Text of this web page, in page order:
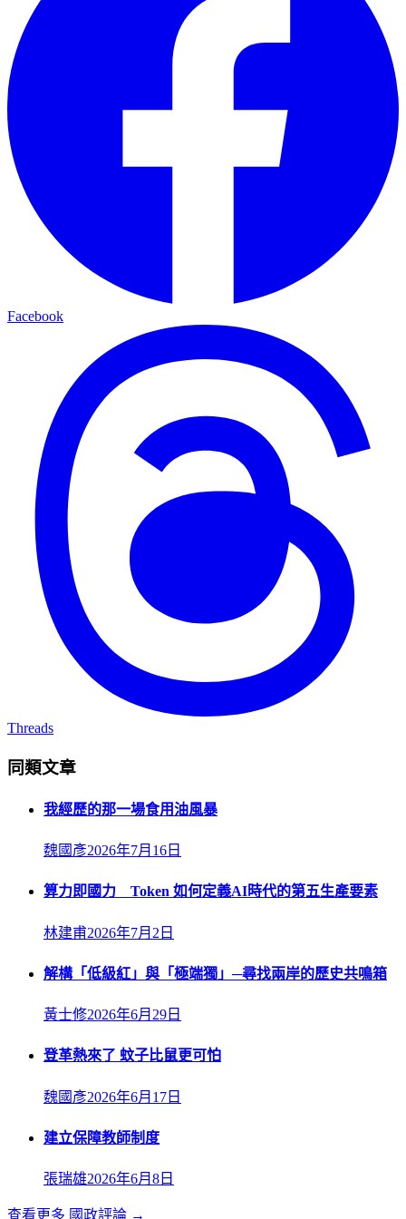
Facebook
Threads
同類文章
我經歷的那一場食用油風暴
魏國彥2026年7月16日
算力即國力 Token 如何定義AI時代的第五生產要素
林建甫2026年7月2日
解構「低級紅」與「極端獨」─尋找兩岸的歷史共鳴箱
黃士修2026年6月29日
登革熱來了 蚊子比鼠更可怕
魏國彥2026年6月17日
建立保障教師制度
張瑞雄2026年6月8日
查看更多 國政評論 →